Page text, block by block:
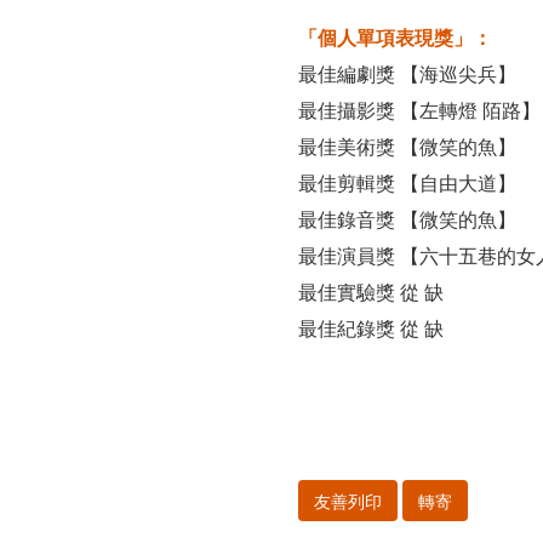
「個人單項表現獎」：
最佳編劇獎 【海巡尖兵】
最佳攝影獎 【左轉燈 陌路】
最佳美術獎 【微笑的魚】
最佳剪輯獎 【自由大道】
最佳錄音獎 【微笑的魚】
最佳演員獎 【六十五巷的女
最佳實驗獎 從 缺
最佳紀錄獎 從 缺
友善列印 轉寄